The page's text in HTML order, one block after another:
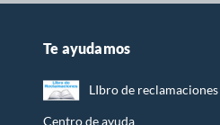
Te ayudamos
LIbro de reclamaciones
Centro de ayuda